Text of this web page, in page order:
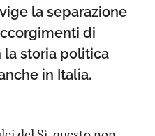
la separazione
di
la storia politica
in Italia.